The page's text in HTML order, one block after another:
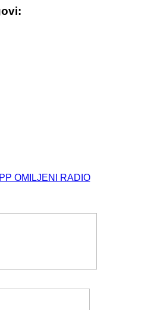
OMILJENI RADIO